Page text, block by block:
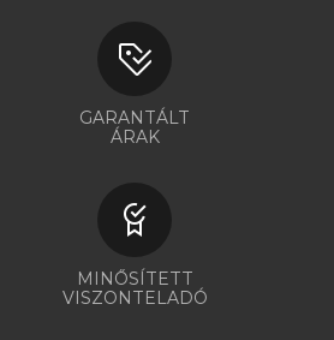
GARANTÁLT
ÁRAK
MINŐSÍTETT
VISZONTELADÓ